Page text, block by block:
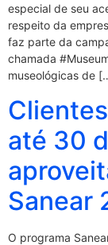
especial de seu
respeito da
faz parte da
chamada
museológicas de
até 30
Sanear
O programa